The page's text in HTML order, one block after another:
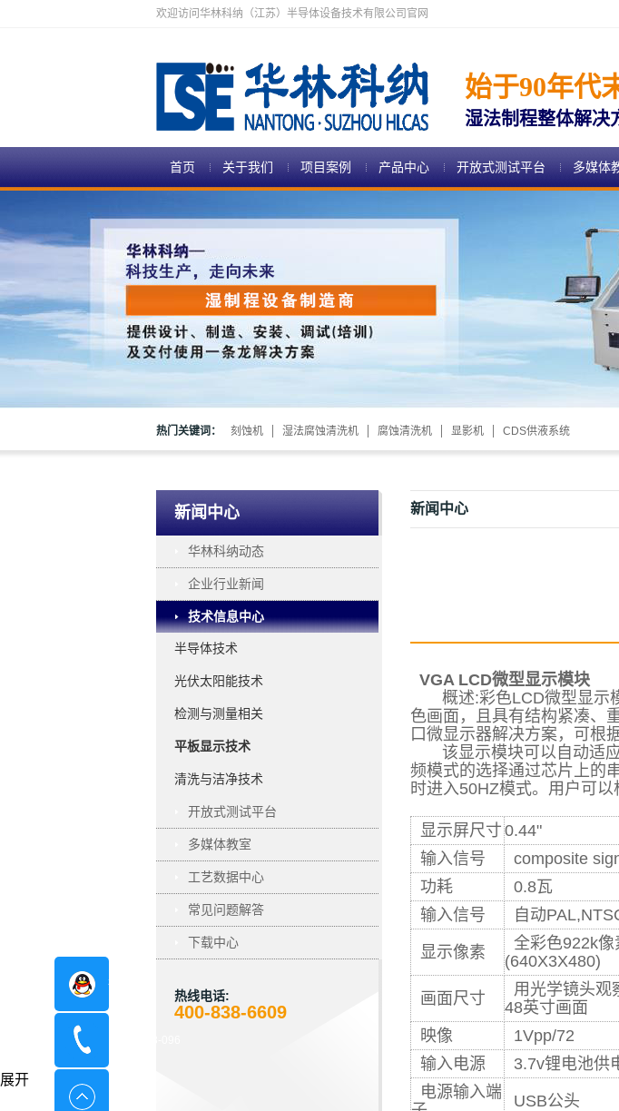
欢迎访问华林科纳（江苏）半导体设备技术有限公司官网
始于90年代
湿法制程整体解决
首页 关于我们 项目案例 产品中心 开放式测试平台 多媒体
热门关键词： 刻蚀机 湿法腐蚀清洗机 腐蚀清洗机 显影机 CDS供液系统
新闻中心
华林科纳动态
企业行业新闻
技术信息中心
半导体技术
光伏太阳能技术
检测与测量相关
平板显示技术
清洗与洁净技术
开放式测试平台
多媒体教室
工艺数据中心
常见问题解答
下载中心
热线电话:
400-838-6609
新闻中心
VGA LCD微型显示模块
概述:彩色LCD微型显示模
色画面，且具有结构紧凑、
口微显示器解决方案，可根
该显示模块可以自动适应
频模式的选择通过芯片上的
时进入50HZ模式。用户可以
显示屏尺寸 0.44"
输入信号
composite
功耗
0.8瓦
输入信号
自动
显示像素
全彩色922k像
(640X3X480)
画面尺寸
用光学镜头观
48英寸画面
映像
1Vpp/72
输入电源
3.7v锂电池供
电源输入端
USB公头
在线咨询
展开